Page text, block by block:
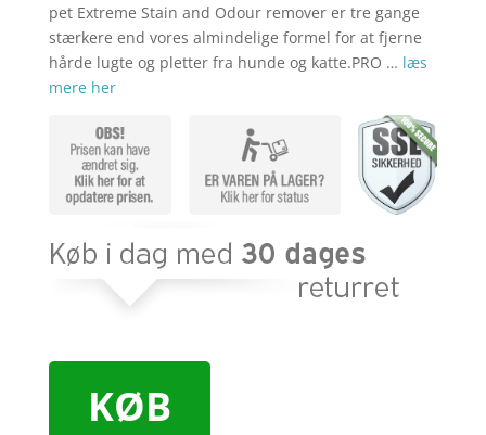
pet Extreme Stain and Odour remover er tre gange
stærkere end vores almindelige formel for at fjerne
hårde lugte og pletter fra hunde og katte.PRO … læs
mere her
KØB